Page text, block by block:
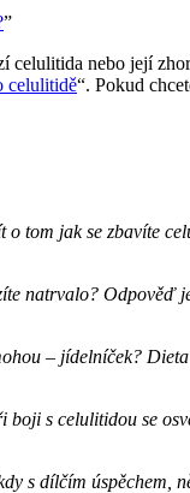
”
celulitida nebo její
celulitidě“. Pokud
o tom jak se zbavíte
natrvalo? Odpověď
– jídelníček?
s celulitidou se
s dílčím úspěchem,